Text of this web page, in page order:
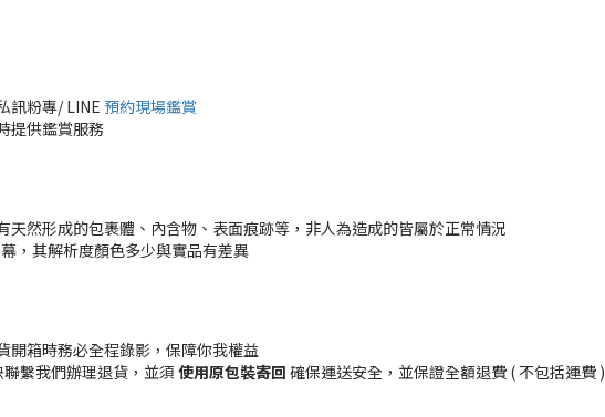
訊粉專/ LINE 預約現場鑑賞
提供鑑賞服務
然形成的包裹體、內含物、表面痕跡等，非人為造成的皆屬於正常情況
，其解析度顏色多少與實品有差異
開箱時務必全程錄影，保障你我權益
繫我們辦理退貨，並須 使用原包裝寄回 確保運送安全，並保證全額退費 ( 不包括運費 )